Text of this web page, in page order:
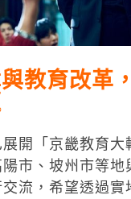
教育改革
開「京畿教育大
市、坡州市等地
流，希望透過實